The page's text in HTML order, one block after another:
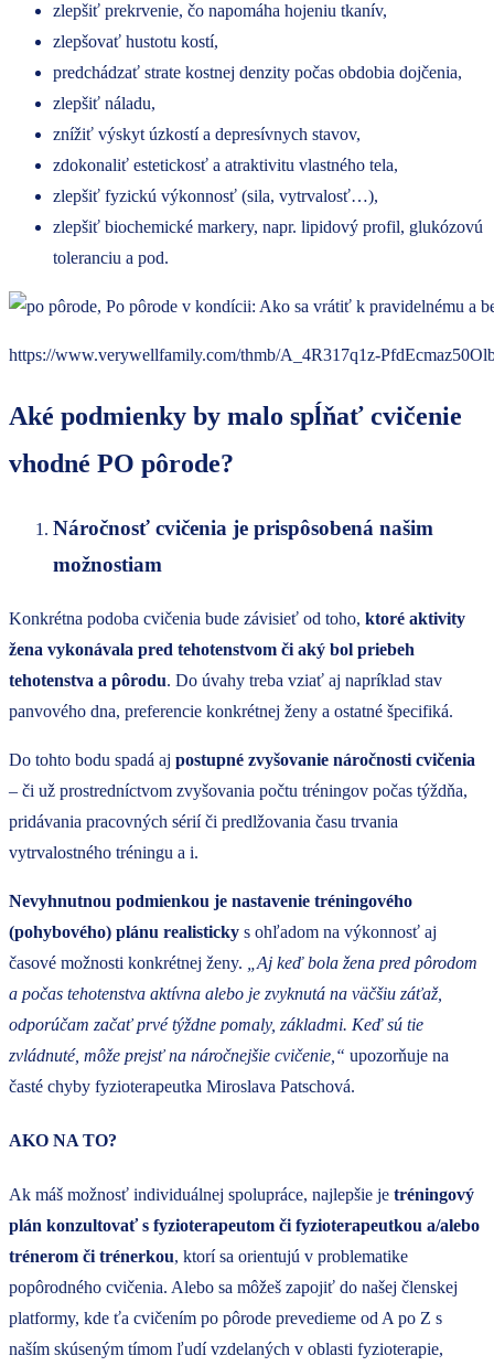
zlepšiť prekrvenie, čo napomáha hojeniu tkanív,
zlepšovať hustotu kostí,
predchádzať strate kostnej denzity počas obdobia dojčenia,
zlepšiť náladu,
znížiť výskyt úzkostí a depresívnych stavov,
zdokonaliť estetickosť a atraktivitu vlastného tela,
zlepšiť fyzickú výkonnosť (sila, vytrvalosť…),
zlepšiť biochemické markery, napr. lipidový profil, glukózovú
toleranciu a pod.
https://www.verywellfamily.com/thmb/A_4R317q1z-
Aké podmienky by malo spĺňať cvičenie
vhodné PO pôrode?
Náročnosť cvičenia je prispôsobená našim
možnostiam
Konkrétna podoba cvičenia bude závisieť od toho, ktoré aktivity
žena vykonávala pred tehotenstvom či aký bol priebeh
tehotenstva a pôrodu. Do úvahy treba vziať aj napríklad stav
panvového dna, preferencie konkrétnej ženy a ostatné špecifiká.
Do tohto bodu spadá aj postupné zvyšovanie náročnosti cvičenia
– či už prostredníctvom zvyšovania počtu tréningov počas týždňa,
pridávania pracovných sérií či predlžovania času trvania
vytrvalostného tréningu a i.
Nevyhnutnou podmienkou je nastavenie tréningového
(pohybového) plánu realisticky s ohľadom na výkonnosť aj
časové možnosti konkrétnej ženy.
„Aj keď bola žena pred pôrodom
a počas tehotenstva aktívna alebo je zvyknutá na väčšiu záťaž,
odporúčam začať prvé týždne pomaly, základmi. Keď sú tie
zvládnuté, môže prejsť na náročnejšie cvičenie,“ upozorňuje na
časté chyby fyzioterapeutka Miroslava Patschová.
AKO NA TO?
Ak máš možnosť individuálnej spolupráce, najlepšie je tréningový
plán konzultovať s fyzioterapeutom či fyzioterapeutkou a/alebo
trénerom či trénerkou, ktorí sa orientujú v problematike
popôrodného cvičenia. Alebo sa môžeš zapojiť do našej členskej
platformy, kde ťa cvičením po pôrode prevedieme od A po Z s
naším skúseným tímom ľudí vzdelaných v oblasti fyzioterapie,